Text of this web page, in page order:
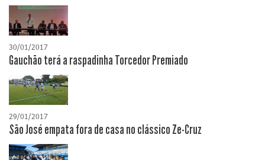
30/01/2017
Gauchão terá a raspadinha Torcedor Premiado
29/01/2017
São José empata fora de casa no clássico Ze-Cruz